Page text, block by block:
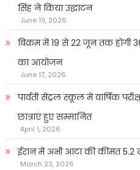
सिंह ने किया उद्घाटन
June 19, 2026
बिक्रम में 19 से 22 जून तक होगी
का आयोजन
June 17, 2026
पार्वती सेंट्रल स्कूल में वार्षिक
छात्राएं हुए सम्मानित
April 1, 2026
ईरान में अभी आटा की कीमत 5.2
March 23, 2026